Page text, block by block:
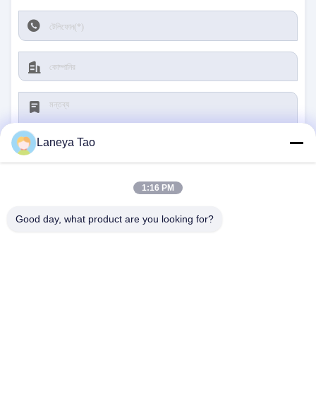
জমা দিন
Laneya Tao
1:16 PM
Good day, what product are you looking for?